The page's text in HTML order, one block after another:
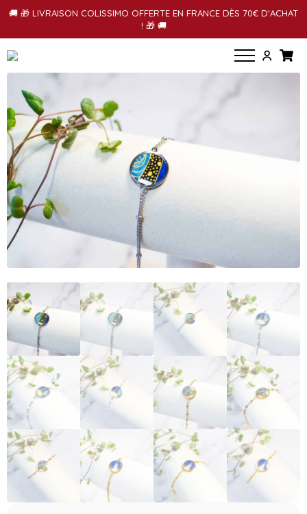
🚚 🎁 LIVRAISON COLISSIMO OFFERTE EN FRANCE DÈS 70€ D'ACHAT
! 🎁 🚚